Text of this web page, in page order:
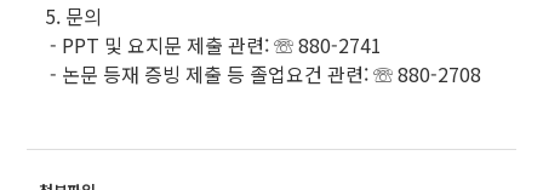
5. 문의
- PPT 및 요지문 제출 관련: ☏ 880-2741
- 논문 등재 증빙 제출 등 졸업요건 관련: ☏ 880-2708